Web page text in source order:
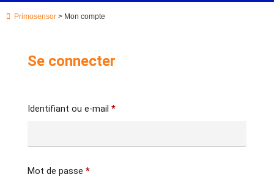
Primosensor > Mon compte
Se connecter
Identifiant ou e-mail *
Mot de passe *